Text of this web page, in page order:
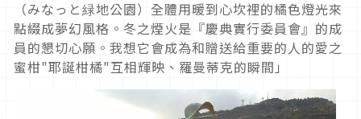
（みなっと緑地公園）全體用暖到心坎裡的橘色燈光來
點綴成夢幻風格。冬之煙火是『慶典實行委員會』的成
員的懇切心願。我想它會成為和贈送給重要的人的愛之
蜜柑"耶誕柑橘"互相輝映、羅曼蒂克的瞬間」